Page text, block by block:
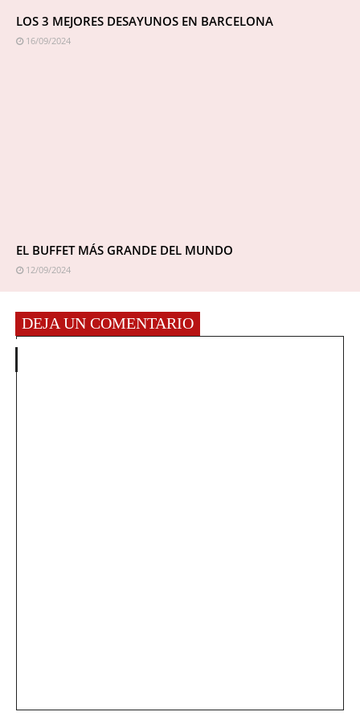
LOS 3 MEJORES DESAYUNOS EN BARCELONA
16/09/2024
EL BUFFET MÁS GRANDE DEL MUNDO
12/09/2024
DEJA UN COMENTARIO